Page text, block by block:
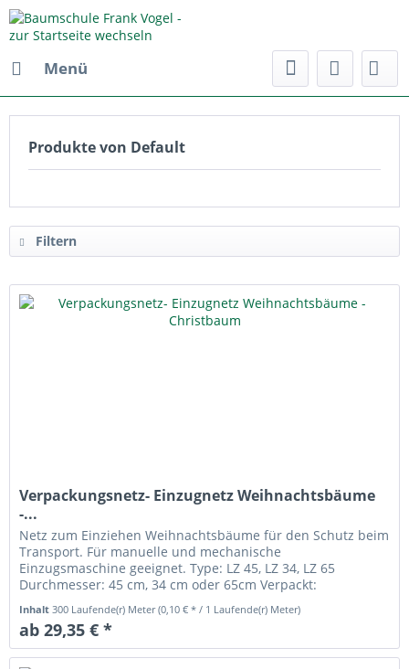
Menü
Produkte von Default
Filtern
Verpackungsnetz- Einzugnetz Weihnachtsbäume
-...
Netz zum Einziehen Weihnachtsbäume für den Schutz beim
Transport. Für manuelle und mechanische
Einzugsmaschine geeignet. Type: LZ 45, LZ 34, LZ 65
Durchmesser: 45 cm, 34 cm oder 65cm Verpackt:
Inhalt300 Laufende(r) Meter(0,10 € * / 1 Laufende(r) Meter)
ab 29,35 € *